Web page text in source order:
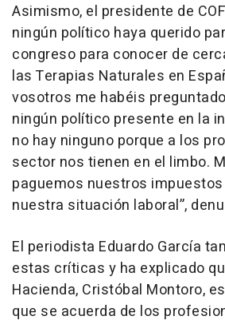
Asimismo, el presidente de
ningún político haya querido
congreso para conocer de
las Terapias Naturales en
vosotros me habéis
ningún político presente en la
no hay ninguno porque a los
sector nos tienen en el limbo.
paguemos nuestros
nuestra situación laboral”,
El periodista Eduardo García
estas críticas y ha explicado
Hacienda, Cristóbal Montoro,
que se acuerda de los